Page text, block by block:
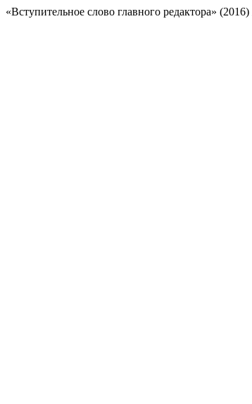
«Вступительное слово главного редактора» (2016)